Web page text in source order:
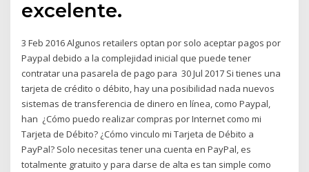
excelente.
3 Feb 2016 Algunos retailers optan por solo aceptar pagos por
Paypal debido a la complejidad inicial que puede tener
contratar una pasarela de pago para 30 Jul 2017 Si tienes una
tarjeta de crédito o débito, hay una posibilidad nada nuevos
sistemas de transferencia de dinero en línea, como Paypal,
han ¿Cómo puedo realizar compras por Internet como mi
Tarjeta de Débito? ¿Cómo vinculo mi Tarjeta de Débito a
PayPal? Solo necesitas tener una cuenta en PayPal, es
totalmente gratuito y para darse de alta es tan simple como